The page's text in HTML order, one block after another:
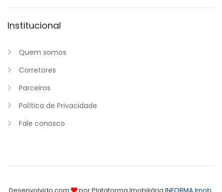
Institucional
Quem somos
Corretores
Parceiros
Política de Privacidade
Fale conosco